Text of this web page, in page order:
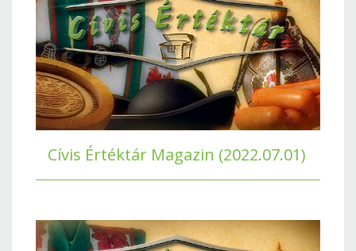
Cívis Értéktár Magazin (2022.07.01)